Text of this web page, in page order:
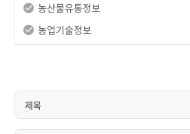
농산물유통정보
농업기술정보